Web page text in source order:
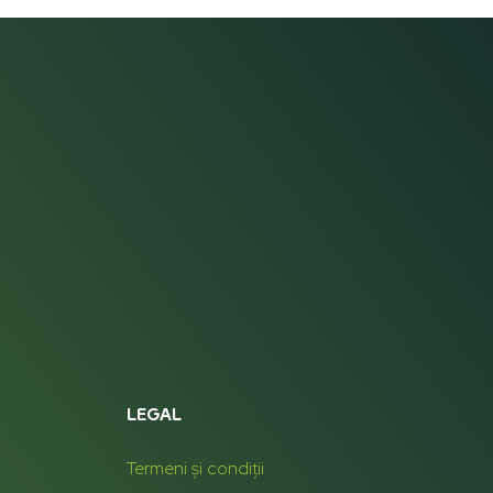
LEGAL
Termeni și condiții